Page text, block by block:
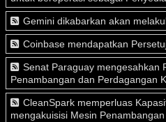
Gemini dikabarkan akan
Coinbase mendapatkan
Senat Paraguay mengesahkan
Penambangan dan Perdagangan
CleanSpark memperluas
mengakuisisi Mesin